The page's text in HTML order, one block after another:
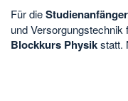
Für die
und
Blockkurs Physikstatt.